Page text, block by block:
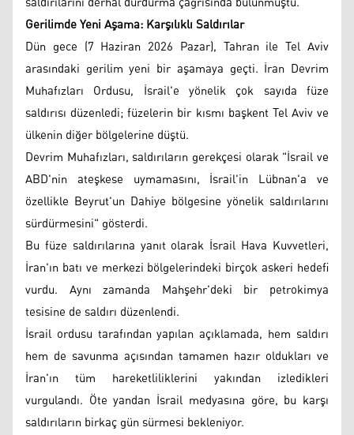
Gerilimde Yeni Aşama: Karşılıklı Saldırılar
Dün gece (7 Haziran 2026 Pazar), Tahran ile Tel Aviv
arasındaki gerilim yeni bir aşamaya geçti. İran Devrim
Muhafızları Ordusu, İsrail'e yönelik çok sayıda füze
saldırısı düzenledi; füzelerin bir kısmı başkent Tel Aviv ve
ülkenin diğer bölgelerine düştü.
Devrim Muhafızları, saldırıların gerekçesi olarak "İsrail ve
ABD'nin ateşkese uymamasını, İsrail'in Lübnan'a ve
özellikle Beyrut'un Dahiye bölgesine yönelik saldırılarını
sürdürmesini" gösterdi.
Bu füze saldırılarına yanıt olarak İsrail Hava Kuvvetleri,
İran'ın batı ve merkezi bölgelerindeki birçok askeri hedefi
vurdu. Aynı zamanda Mahşehr'deki bir petrokimya
tesisine de saldırı düzenlendi.
İsrail ordusu tarafından yapılan açıklamada, hem saldırı
hem de savunma açısından tamamen hazır oldukları ve
İran'ın tüm hareketliliklerini yakından izledikleri
vurgulandı. Öte yandan İsrail medyasına göre, bu karşı
saldırıların birkaç gün sürmesi bekleniyor.